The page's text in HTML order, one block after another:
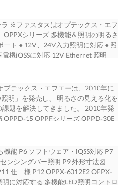
※ファスタスはオプテックス・エフ
OPPXシリーズ 多機能＆照明の明るさ
ート ● 12V、24V入力照明に対応 ● 照
機iQSSに対応 12V Ethernet 照明
売 オプテックス・エフエー株式会社
プテックス・エフエーは、2010年に
明」を発売し、 明るさの見える化を
題を解決してきました。 2010年発
OPPD-15 OPPFシリーズ OPPD-30E
明るさ管理の課題を解決しつつ、 さ
可能となり、より高精度な予知保全
安定性 明るさの見える化 予知保全 照
LED照明の輝度劣化や LED照明の
査に 内部温度を 検査不良を起こす前
能 P6 ソフトウェア・iQSS対応 P7
ンシングバー照明 P9 外形寸法図
仕 様 P12 OPPX-6012E2 OPPX-
に対応する 多機能LED照明コントロ